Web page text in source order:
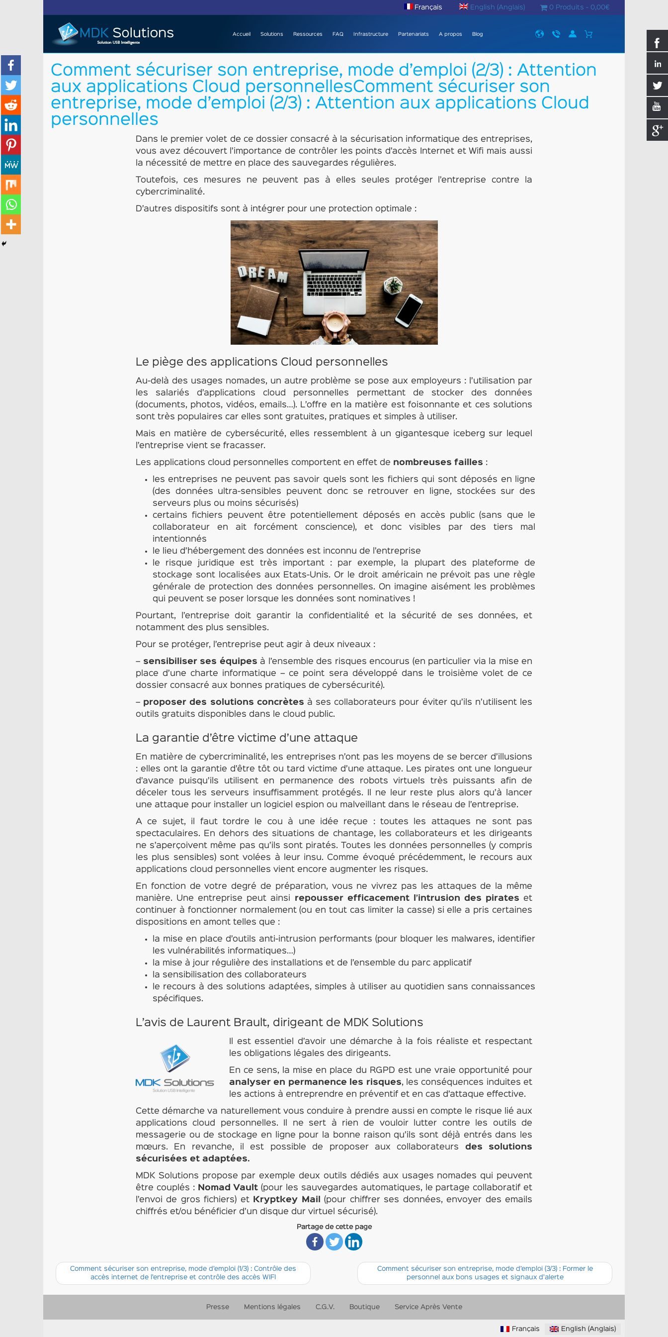
Français English ( Anglais) 0 Produits - 0,00€
Accueil Solutions Ressources FAQ Infrastructure Partenariats A propos Blog
Comment sécuriser son entreprise, mode d’emploi (2/3) : Attention
aux applications Cloud personnellesComment sécuriser son
entreprise, mode d’emploi (2/3) : Attention aux applications Cloud
personnelles
Dans le premier volet de ce dossier consacré à la sécurisation informatique des entreprises,
vous avez découvert l’importance de contrôler les points d’accès Internet et Wifi mais aussi
la nécessité de mettre en place des sauvegardes régulières.
Toutefois, ces mesures ne peuvent pas à elles seules protéger l’entreprise contre la
cybercriminalité.
D’autres dispositifs sont à intégrer pour une protection optimale :
Le piège des applications Cloud personnelles
Au-delà des usages nomades, un autre problème se pose aux employeurs : l’utilisation par
les salariés d’applications cloud personnelles permettant de stocker des données
(documents, photos, vidéos, emails…). L’offre en la matière est foisonnante et ces solutions
sont très populaires car elles sont gratuites, pratiques et simples à utiliser.
Mais en matière de cybersécurité, elles ressemblent à un gigantesque iceberg sur lequel
l’entreprise vient se fracasser.
Les applications cloud personnelles comportent en effet de nombreuses failles :
les entreprises ne peuvent pas savoir quels sont les fichiers qui sont déposés en ligne
(des données ultra-sensibles peuvent donc se retrouver en ligne, stockées sur des
serveurs plus ou moins sécurisés)
certains fichiers peuvent être potentiellement déposés en accès public (sans que le
collaborateur en ait forcément conscience), et donc visibles par des tiers mal
intentionnés
le lieu d’hébergement des données est inconnu de l’entreprise
le risque juridique est très important : par exemple, la plupart des plateforme de
stockage sont localisées aux Etats-Unis. Or le droit américain ne prévoit pas une règle
générale de protection des données personnelles. On imagine aisément les problèmes
qui peuvent se poser lorsque les données sont nominatives !
Pourtant, l’entreprise doit garantir la confidentialité et la sécurité de ses données, et
notamment des plus sensibles.
Pour se protéger, l’entreprise peut agir à deux niveaux :
– sensibiliser ses équipes à l’ensemble des risques encourus (en particulier via la mise en
place d’une charte informatique – ce point sera développé dans le troisième volet de ce
dossier consacré aux bonnes pratiques de cybersécurité).
– proposer des solutions concrètes à ses collaborateurs pour éviter qu’ils n’utilisent les
outils gratuits disponibles dans le cloud public.
La garantie d’être victime d’une attaque
En matière de cybercriminalité, les entreprises n’ont pas les moyens de se bercer d’illusions
: elles ont la garantie d’être tôt ou tard victime d’une attaque. Les pirates ont une longueur
d’avance puisqu’ils utilisent en permanence des robots virtuels très puissants afin de
déceler tous les serveurs insuffisamment protégés. Il ne leur reste plus alors qu’à lancer
une attaque pour installer un logiciel espion ou malveillant dans le réseau de l’entreprise.
A ce sujet, il faut tordre le cou à une idée reçue : toutes les attaques ne sont pas
spectaculaires. En dehors des situations de chantage, les collaborateurs et les dirigeants
ne s’aperçoivent même pas qu’ils sont piratés. Toutes les données personnelles (y compris
les plus sensibles) sont volées à leur insu. Comme évoqué précédemment, le recours aux
applications cloud personnelles vient encore augmenter les risques.
En fonction de votre degré de préparation, vous ne vivrez pas les attaques de la même
manière. Une entreprise peut ainsi repousser efficacement l’intrusion des pirates et
continuer à fonctionner normalement (ou en tout cas limiter la casse) si elle a pris certaines
dispositions en amont telles que :
la mise en place d’outils anti-intrusion performants (pour bloquer les malwares, identifier
les vulnérabilités informatiques…)
la mise à jour régulière des installations et de l’ensemble du parc applicatif
la sensibilisation des collaborateurs
le recours à des solutions adaptées, simples à utiliser au quotidien sans connaissances
spécifiques.
L’avis de Laurent Brault, dirigeant de MDK Solutions
Il est essentiel d’avoir une démarche à la fois réaliste et respectant
les obligations légales des dirigeants.
En ce sens, la mise en place du RGPD est une vraie opportunité pour
analyser en permanence les risques, les conséquences induites et
les actions à entreprendre en préventif et en cas d’attaque effective.
Cette démarche va naturellement vous conduire à prendre aussi en compte le risque lié aux
applications cloud personnelles. Il ne sert à rien de vouloir lutter contre les outils de
messagerie ou de stockage en ligne pour la bonne raison qu’ils sont déjà entrés dans les
mœurs. En revanche, il est possible de proposer aux collaborateurs des solutions
sécurisées et adaptées.
MDK Solutions propose par exemple deux outils dédiés aux usages nomades qui peuvent
être couplés :
Nomad Vault (pour les sauvegardes automatiques, le partage collaboratif et
l’envoi de gros fichiers) et
Kryptkey Mail
(pour chiffrer ses données, envoyer des emails
chiffrés et/ou bénéficier d’un disque dur virtuel sécurisé).
Partage de cette page
Comment sécuriser son entreprise, mode d’emploi (1/3) : Contrôle des
accès internet de l’entreprise et contrôle des accès WIFI
Comment sécuriser son entreprise, mode d’emploi (3/3) : Former le
personnel aux bons usages et signaux d’alerte
Presse Mentions légales C.G.V. Boutique Service Après Vente
Français English (Anglais)